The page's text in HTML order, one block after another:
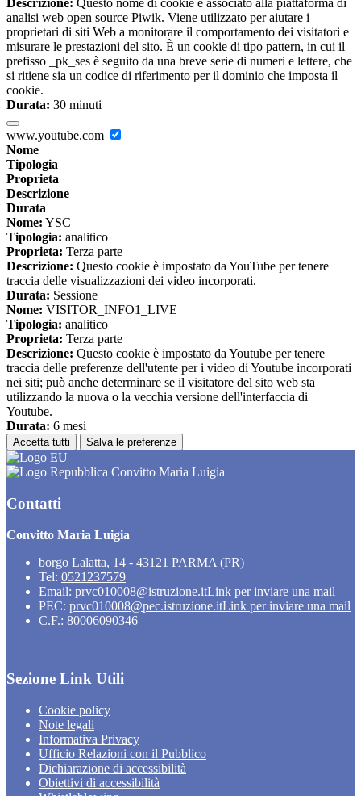
Descrizione: Questo nome di cookie è associato alla piattaforma di
analisi web open source Piwik. Viene utilizzato per aiutare i
proprietari di siti Web a monitorare il comportamento dei visitatori e
misurare le prestazioni del sito. È un cookie di tipo pattern, in cui il
prefisso _pk_ses è seguito da una breve serie di numeri e lettere, che
si ritiene sia un codice di riferimento per il dominio che imposta il
cookie.
Durata: 30 minuti
www.youtube.com
Nome
Tipologia
Proprieta
Descrizione
Durata
Nome: YSC
Tipologia: analitico
Proprieta: Terza parte
Descrizione: Questo cookie è impostato da YouTube per tenere
traccia delle visualizzazioni dei video incorporati.
Durata: Sessione
Nome: VISITOR_INFO1_LIVE
Tipologia: analitico
Proprieta: Terza parte
Descrizione: Questo cookie è impostato da Youtube per tenere
traccia delle preferenze dell'utente per i video di Youtube incorporati
nei siti; può anche determinare se il visitatore del sito web sta
utilizzando la nuova o la vecchia versione dell'interfaccia di
Youtube.
Durata: 6 mesi
Accetta tutti Salva le preferenze
Convitto Maria Luigia
Contatti
Convitto Maria Luigia
borgo Lalatta, 14 - 43121 PARMA (PR)
Tel: 0521237579
Email: prvc010008@istruzione.itLink per inviare una mail
PEC: prvc010008@pec.istruzione.itLink per inviare una mail
C.F.: 80006090346
Sezione Link Utili
Cookie policy
Note legali
Informativa Privacy
Ufficio Relazioni con il Pubblico
Dichiarazione di accessibilità
Obiettivi di accessibilità